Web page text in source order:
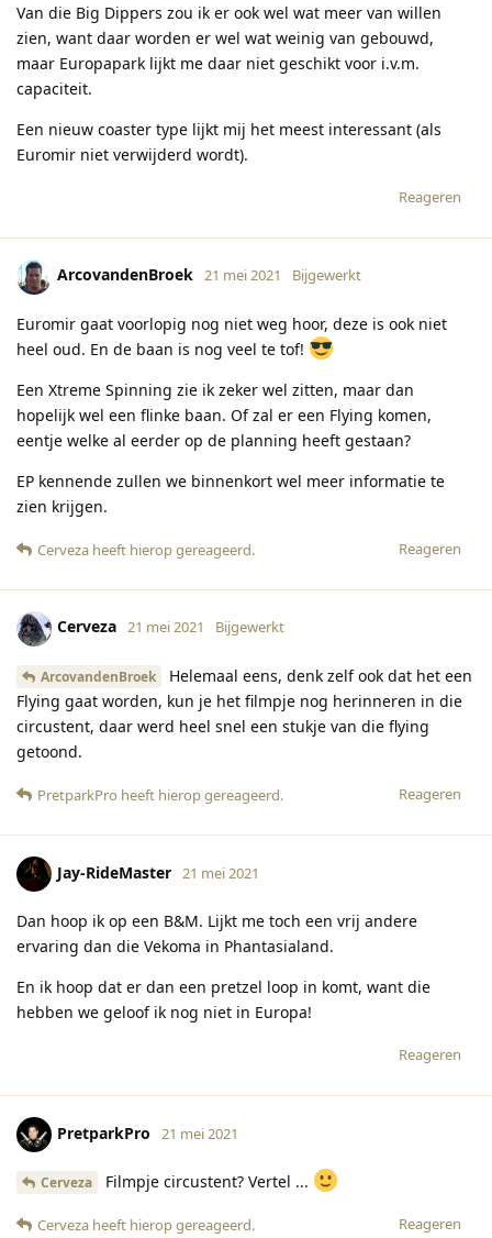
Van die Big Dippers zou ik er ook wel wat meer van willen
zien, want daar worden er wel wat weinig van gebouwd,
maar Europapark lijkt me daar niet geschikt voor i.v.m.
capaciteit.
Een nieuw coaster type lijkt mij het meest interessant (als
Euromir niet verwijderd wordt).
Reageren
ArcovandenBroek 21 mei 2021 Bijgewerkt
Euromir gaat voorlopig nog niet weg hoor, deze is ook niet
heel oud. En de baan is nog veel te tof!
Een Xtreme Spinning zie ik zeker wel zitten, maar dan
hopelijk wel een flinke baan. Of zal er een Flying komen,
eentje welke al eerder op de planning heeft gestaan?
EP kennende zullen we binnenkort wel meer informatie te
zien krijgen.
Reageren
Cerveza heeft hierop gereageerd.
Cerveza 21 mei 2021 Bijgewerkt
ArcovandenBroek
Helemaal eens, denk zelf ook dat het een
Flying gaat worden, kun je het filmpje nog herinneren in die
circustent, daar werd heel snel een stukje van die flying
getoond.
Reageren
PretparkPro heeft hierop gereageerd.
Jay-RideMaster 21 mei 2021
Dan hoop ik op een B&M. Lijkt me toch een vrij andere
ervaring dan die Vekoma in Phantasialand.
En ik hoop dat er dan een pretzel loop in komt, want die
hebben we geloof ik nog niet in Europa!
Reageren
PretparkPro 21 mei 2021
Cerveza Filmpje circustent? Vertel ...
Reageren
Cerveza heeft hierop gereageerd.